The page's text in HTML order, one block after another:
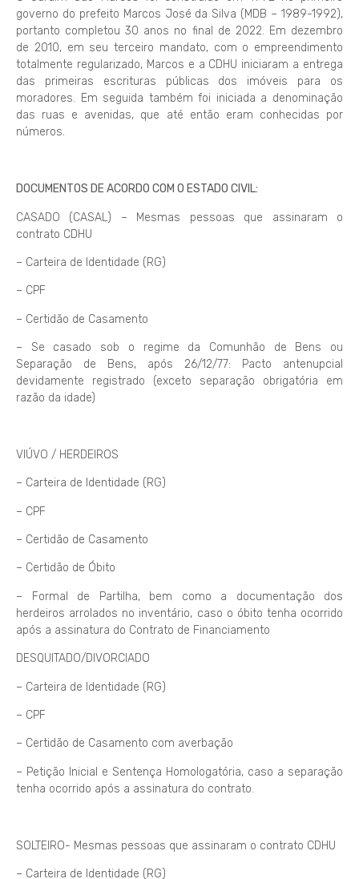
governo do prefeito Marcos José da Silva (MDB – 1989-1992),
portanto completou 30 anos no final de 2022. Em dezembro
de 2010, em seu terceiro mandato, com o empreendimento
totalmente regularizado, Marcos e a CDHU iniciaram a entrega
das primeiras escrituras públicas dos imóveis para os
moradores. Em seguida também foi iniciada a denominação
das ruas e avenidas, que até então eram conhecidas por
números.
DOCUMENTOS DE ACORDO COM O ESTADO CIVIL:
CASADO (CASAL) – Mesmas pessoas que assinaram o
contrato CDHU
– Carteira de Identidade (RG)
– CPF
– Certidão de Casamento
– Se casado sob o regime da Comunhão de Bens ou
Separação de Bens, após 26/12/77: Pacto antenupcial
devidamente registrado (exceto separação obrigatória em
razão da idade)
VIÚVO / HERDEIROS
– Carteira de Identidade (RG)
– CPF
– Certidão de Casamento
– Certidão de Óbito
– Formal de Partilha, bem como a documentação dos
herdeiros arrolados no inventário, caso o óbito tenha ocorrido
após a assinatura do Contrato de Financiamento
DESQUITADO/DIVORCIADO
– Carteira de Identidade (RG)
– CPF
– Certidão de Casamento com averbação
– Petição Inicial e Sentença Homologatória, caso a separação
tenha ocorrido após a assinatura do contrato.
SOLTEIRO- Mesmas pessoas que assinaram o contrato CDHU
– Carteira de Identidade (RG)